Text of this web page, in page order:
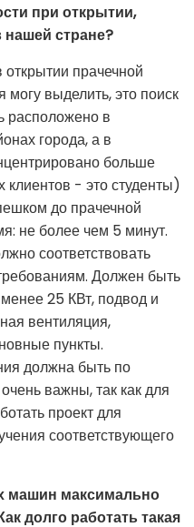
при открытии,
нашей стране?
прачечной
выделить, это поиск
расположено в
города, а в
больше
- это студенты)
до прачечной
не более чем 5 минут.
соответствовать
Должен быть
25 КВт, подвод и
вентиляция,
пункты.
должна быть по
важны, так как для
проект для
соответствующего
машин максимально
долго работать такая